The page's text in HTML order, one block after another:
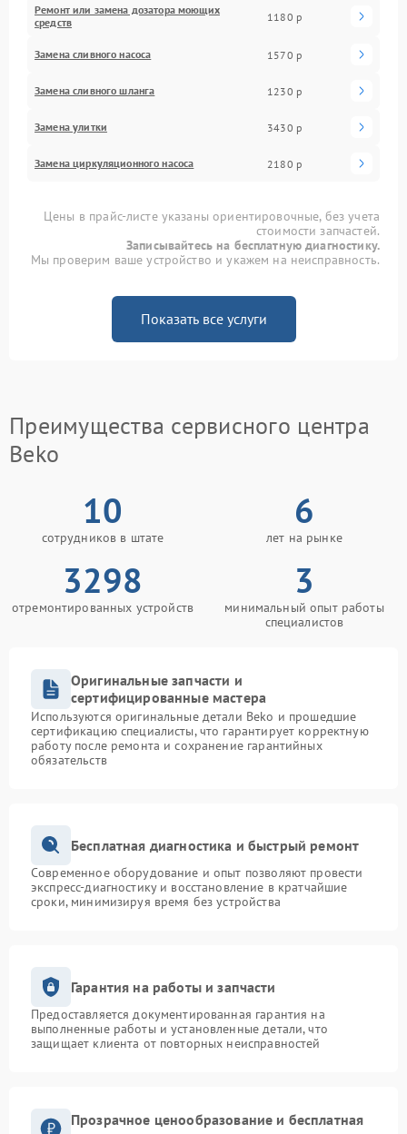
Ремонт или замена дозатора моющих
средств
1180 р
Замена сливного насоса 1570 р
Замена сливного шланга 1230 р
Замена улитки 3430 р
Замена циркуляционного насоса 2180 р
Цены в прайс-листе указаны ориентировочные, без учета
стоимости запчастей.
Записывайтесь на бесплатную диагностику.
Мы проверим ваше устройство и укажем на неисправность.
Показать все услуги
Преимущества сервисного центра
Beko
10
сотрудников в штате
6
лет на рынке
3298
отремонтированных устройств
3
минимальный опыт работы
специалистов
Оригинальные запчасти и
сертифицированные мастера
Используются оригинальные детали Beko и прошедшие
сертификацию специалисты, что гарантирует корректную
работу после ремонта и сохранение гарантийных
обязательств
Бесплатная диагностика и быстрый ремонт
Современное оборудование и опыт позволяют провести
экспресс-диагностику и восстановление в кратчайшие
сроки, минимизируя время без устройства
Гарантия на работы и запчасти
Предоставляется документированная гарантия на
выполненные работы и установленные детали, что
защищает клиента от повторных неисправностей
Прозрачное ценообразование и бесплатная